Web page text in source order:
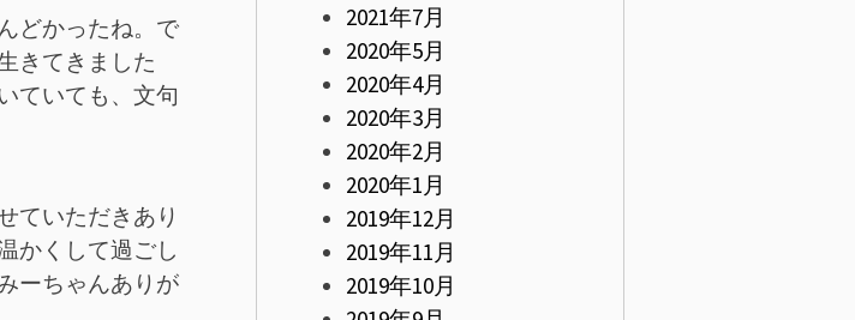
どかったね。で
きてきました
ていても、文句
ていただきあり
かくして過ごし
ーちゃんありが
2021年7月
2020年5月
2020年4月
2020年3月
2020年2月
2020年1月
2019年12月
2019年11月
2019年10月